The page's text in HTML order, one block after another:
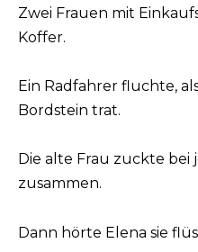
Zwei Frauen mit
Koffer.
Ein Radfahrer fluchte,
Bordstein trat.
Die alte Frau zuckte bei
zusammen.
Dann hörte Elena sie